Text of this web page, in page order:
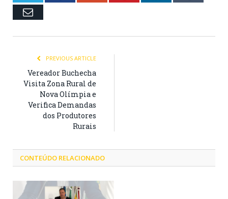
Email
PREVIOUS ARTICLE
Vereador Buchecha
Visita Zona Rural de
Nova Olímpia e
Verifica Demandas
dos Produtores
Rurais
CONTEÚDO RELACIONADO